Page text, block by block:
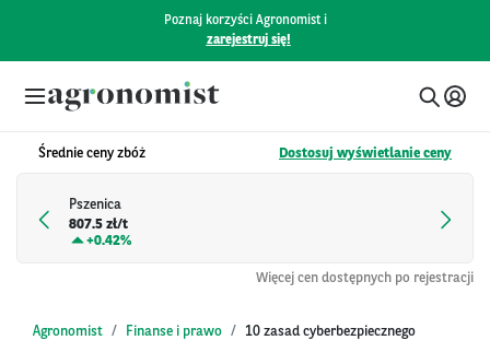
Poznaj korzyści Agronomist i
zarejestruj się!
Średnie ceny zbóż Dostosuj wyświetlanie ceny
Pszenica
807.5 zł/t
+0.42%
Więcej cen dostępnych po rejestracji
Agronomist Finanse i prawo
10 zasad cyberbezpiecznego